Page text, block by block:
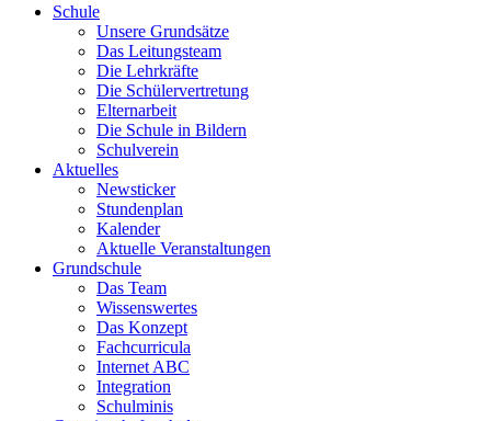
Schule
Unsere Grundsätze
Das Leitungsteam
Die Lehrkräfte
Die Schülervertretung
Elternarbeit
Die Schule in Bildern
Schulverein
Aktuelles
Newsticker
Stundenplan
Kalender
Aktuelle Veranstaltungen
Grundschule
Das Team
Wissenswertes
Das Konzept
Fachcurricula
Internet ABC
Integration
Schulminis